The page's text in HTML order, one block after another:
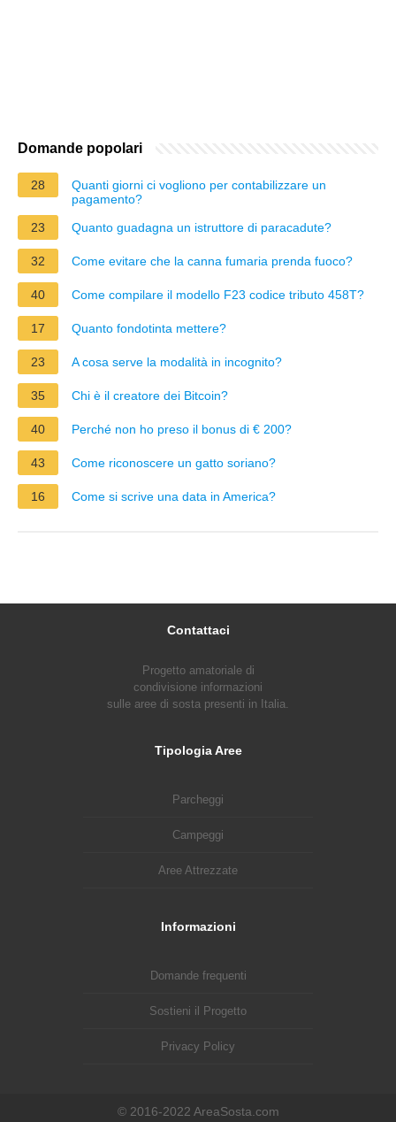
Domande popolari
28
Quanti giorni ci vogliono per contabilizzare un
pagamento?
23
Quanto guadagna un istruttore di paracadute?
32 Come evitare che la canna fumaria prenda fuoco?
40 Come compilare il modello F23 codice tributo 458T?
17 Quanto fondotinta mettere?
23 A cosa serve la modalità in incognito?
35 Chi è il creatore dei Bitcoin?
40 Perché non ho preso il bonus di € 200?
43 Come riconoscere un gatto soriano?
16 Come si scrive una data in America?
Contattaci
Progetto amatoriale di
condivisione informazioni
sulle aree di sosta presenti in Italia.
Tipologia Aree
Parcheggi
Campeggi
Aree Attrezzate
Informazioni
Domande frequenti
Sostieni il Progetto
Privacy Policy
© 2016-2022 AreaSosta.com